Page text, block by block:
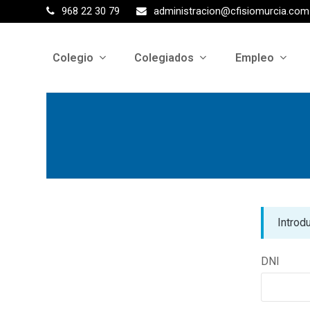
968 22 30 79 administracion@cfisiomurcia.com
Colegio Colegiados Empleo
DNI